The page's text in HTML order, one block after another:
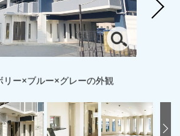
リー×ブルー×グレーの外観